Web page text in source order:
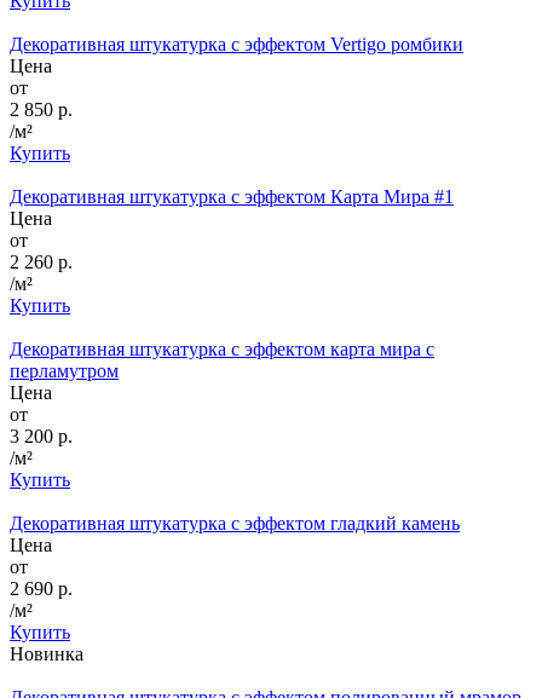
Декоративная штукатурка с эффектом Vertigo ромбики
Цена
от
2 850 р.
/м²
Купить
Декоративная штукатурка с эффектом Карта Мира #1
Цена
от
2 260 р.
/м²
Купить
Декоративная штукатурка с эффектом карта мира с
перламутром
Цена
от
3 200 р.
/м²
Купить
Декоративная штукатурка с эффектом гладкий камень
Цена
от
2 690 р.
/м²
Купить
Новинка